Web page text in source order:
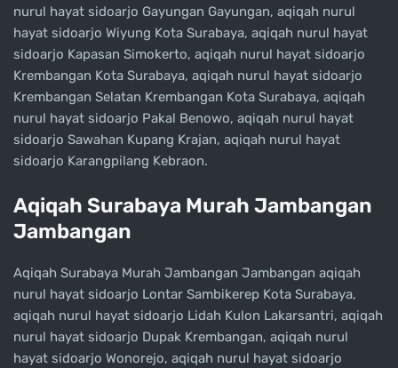
nurul hayat sidoarjo Gayungan Gayungan, aqiqah nurul
hayat sidoarjo Wiyung Kota Surabaya, aqiqah nurul hayat
sidoarjo Kapasan Simokerto, aqiqah nurul hayat sidoarjo
Krembangan Kota Surabaya, aqiqah nurul hayat sidoarjo
Krembangan Selatan Krembangan Kota Surabaya, aqiqah
nurul hayat sidoarjo Pakal Benowo, aqiqah nurul hayat
sidoarjo Sawahan Kupang Krajan, aqiqah nurul hayat
sidoarjo Karangpilang Kebraon.
Aqiqah Surabaya Murah Jambangan
Jambangan
Aqiqah Surabaya Murah Jambangan Jambangan aqiqah
nurul hayat sidoarjo Lontar Sambikerep Kota Surabaya,
aqiqah nurul hayat sidoarjo Lidah Kulon Lakarsantri, aqiqah
nurul hayat sidoarjo Dupak Krembangan, aqiqah nurul
hayat sidoarjo Wonorejo, aqiqah nurul hayat sidoarjo